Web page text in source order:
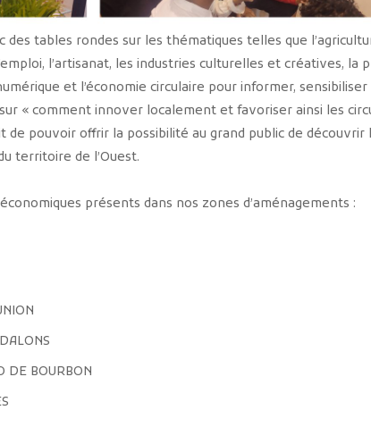
des tables rondes sur les thématiques telles que
l’artisanat, les industries culturelles et créatives, la
et l’économie circulaire pour informer,
« comment innover localement et favoriser ainsi les
de pouvoir offrir la possibilité au grand public de
territoire de l’Ouest.
présents dans nos zones d’aménagements :
DE BOURBON